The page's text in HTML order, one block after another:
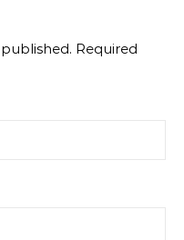
Required